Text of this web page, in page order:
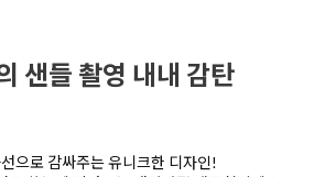
샌들 촬영 내내 감탄
으로 감싸주는 유니크한 디자인!